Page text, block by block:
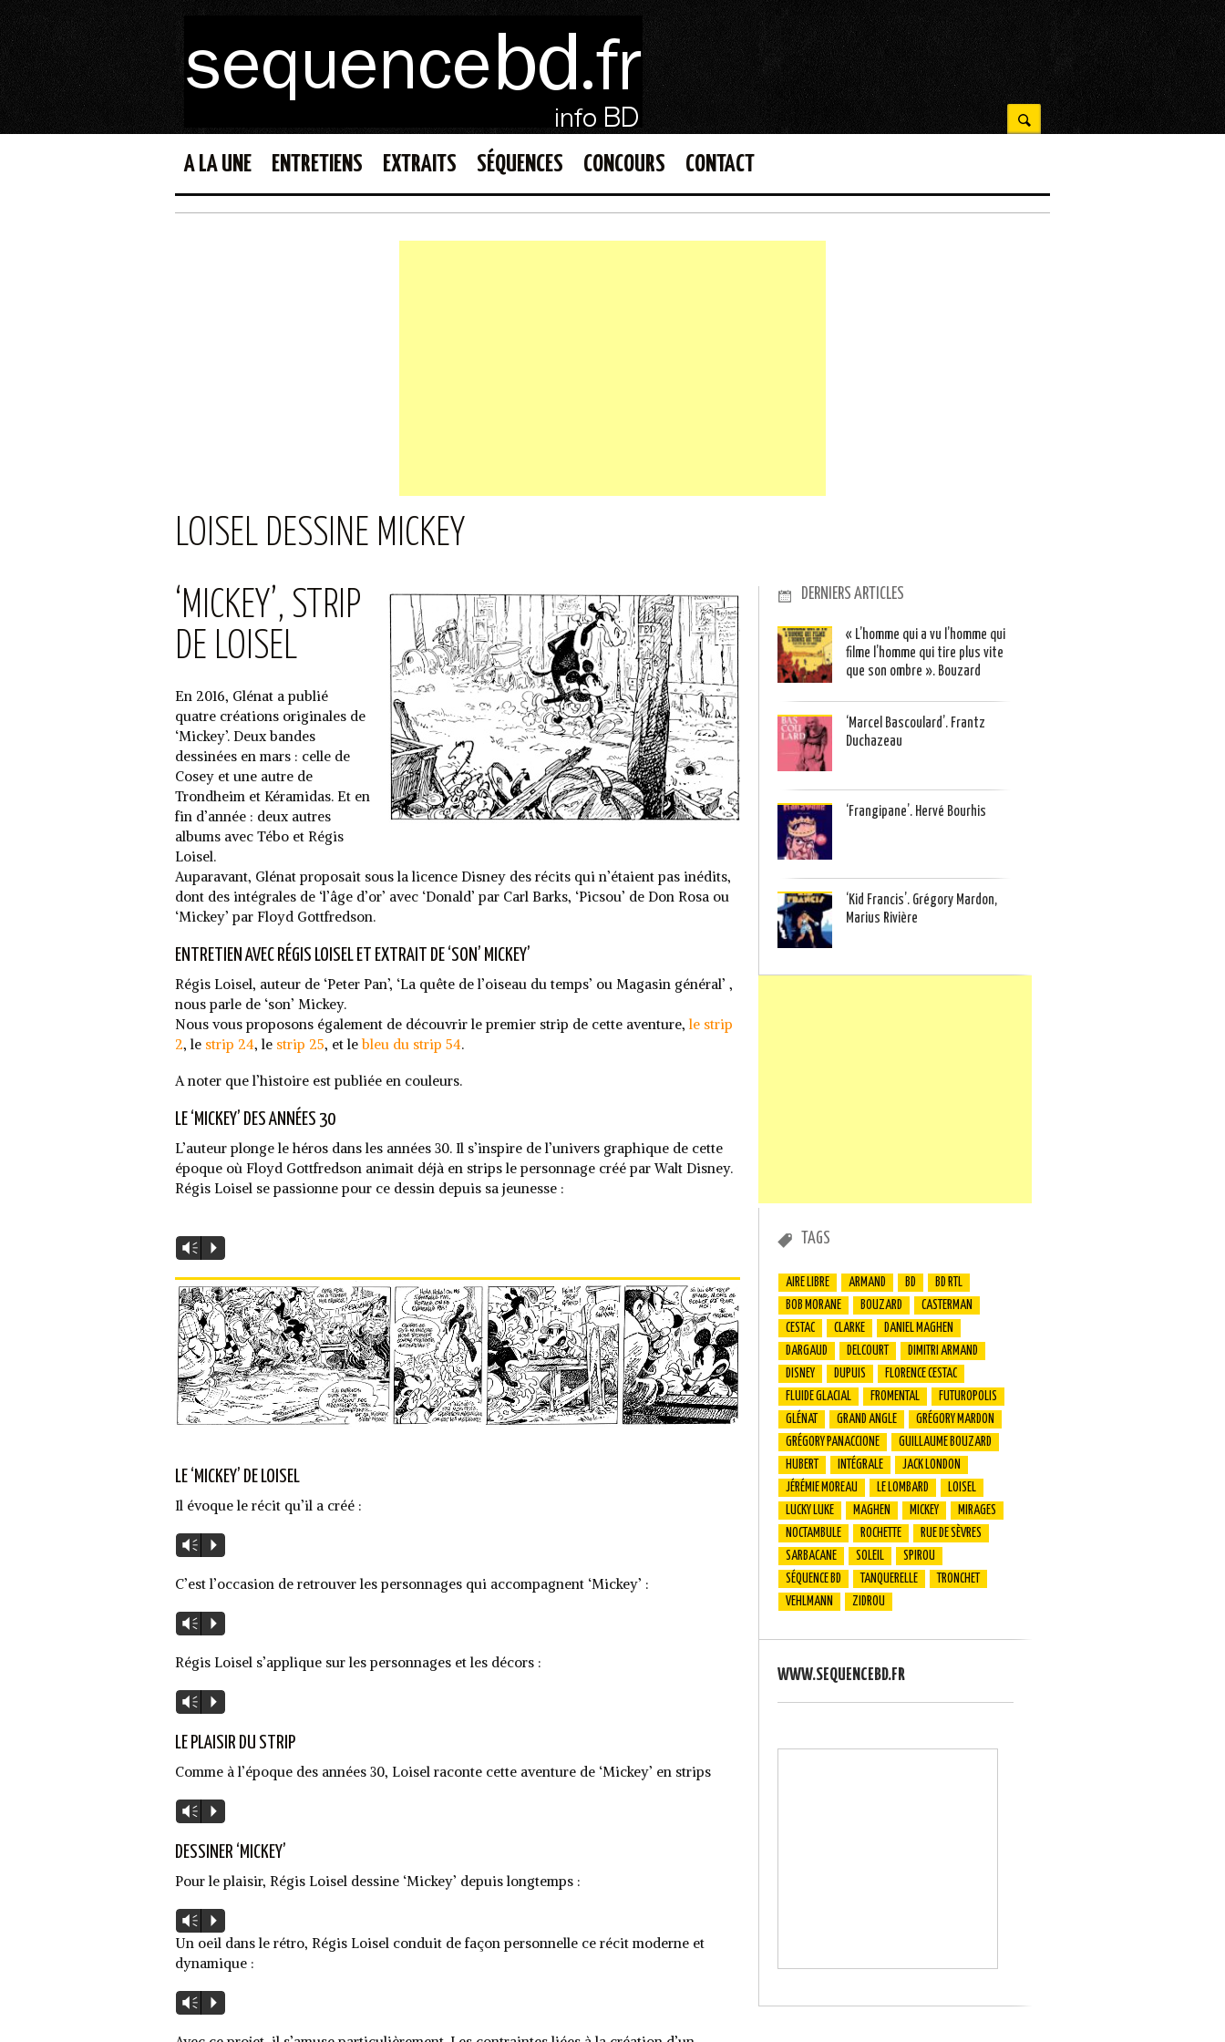
A LA UNE ENTRETIENS EXTRAITS SÉQUENCES CONCOURS CONTACT
LOISEL DESSINE MICKEY
‘MICKEY’, STRIP
DE LOISEL
En 2016, Glénat a publié
quatre créations originales de
‘Mickey’. Deux bandes
dessinées en mars : celle de
Cosey et une autre de
Trondheim et Kéramidas. Et en
fin d’année : deux autres
albums avec Tébo et Régis
Loisel.
Auparavant, Glénat proposait sous la licence Disney des récits qui n’étaient pas inédits,
dont des intégrales de ‘l’âge d’or’ avec ‘Donald’ par Carl Barks, ‘Picsou’ de Don Rosa ou
‘Mickey’ par Floyd Gottfredson.
ENTRETIEN AVEC RÉGIS LOISEL ET EXTRAIT DE ‘SON’ MICKEY’
Régis Loisel, auteur de ‘Peter Pan’, ‘La quête de l’oiseau du temps’ ou Magasin général’ ,
nous parle de ‘son’ Mickey.
Nous vous proposons également de découvrir le premier strip de cette aventure, le strip
2, le strip 24, le strip 25, et lebleu du strip 54.
A noter que l’histoire est publiée en couleurs.
LE ‘MICKEY’ DES ANNÉES 30
L’auteur plonge le héros dans les années 30. Il s’inspire de l’univers graphique de cette
époque où Floyd Gottfredson animait déjà en strips le personnage créé par Walt Disney.
Régis Loisel se passionne pour ce dessin depuis sa jeunesse :
Lecteur
audio
Vm P
LE ‘MICKEY’ DE LOISEL
Il évoque le récit qu’il a créé :
Lecteur
audio
Vm P
C’est l’occasion de retrouver les personnages qui accompagnent ‘Mickey’ :
Lecteur
audio
Vm P
Régis Loisel s’applique sur les personnages et les décors :
Lecteur
audio
Vm P
LE PLAISIR DU STRIP
Comme à l’époque des années 30, Loisel raconte cette aventure de ‘Mickey’ en strips
Lecteur
audio
Vm P
DESSINER ‘MICKEY’
Pour le plaisir, Régis Loisel dessine ‘Mickey’ depuis longtemps :
Lecteur
audio
Vm P
Un oeil dans le rétro, Régis Loisel conduit de façon personnelle ce récit moderne et
dynamique :
Lecteur
audio
Vm P
DERNIERS ARTICLES
« L’homme qui a vu l’homme qui
filme l’homme qui tire plus vite
que son ombre ». Bouzard
‘Marcel Bascoulard’. Frantz
Duchazeau
‘Frangipane’. Hervé Bourhis
‘Kid Francis’. Grégory Mardon,
Marius Rivière
TAGS
AIRE LIBRE ARMAND BD
BD RTL
BOB MORANE
BOUZARD
CASTERMAN
CESTAC
CLARKE
DANIEL MAGHEN
DARGAUD
DELCOURT
DIMITRI ARMAND
DISNEY
DUPUIS
FLORENCE CESTAC
FLUIDE GLACIAL
FROMENTAL
FUTUROPOLIS
GLÉNAT
GRAND ANGLE
GRÉGORY MARDON
GRÉGORY PANACCIONE
GUILLAUME BOUZARD
HUBERT
INTÉGRALE
JACK LONDON
JÉRÉMIE MOREAU
LE LOMBARD
LOISEL
LUCKY LUKE
MAGHEN MICKEY
MIRAGES
NOCTAMBULE
ROCHETTE
RUE DE SÈVRES
SARBACANE
SOLEIL
SPIROU
SÉQUENCE BD
TANQUERELLE
TRONCHET
VEHLMANN
ZIDROU
WWW.SEQUENCEBD.FR